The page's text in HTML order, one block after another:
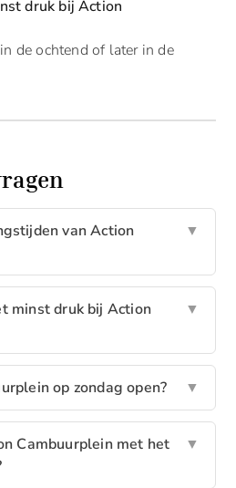
druk bij Action
de ochtend of later in de
van Action
▼
minst druk bij Action
▼
op zondag open? ▼
Cambuurplein met het
▼